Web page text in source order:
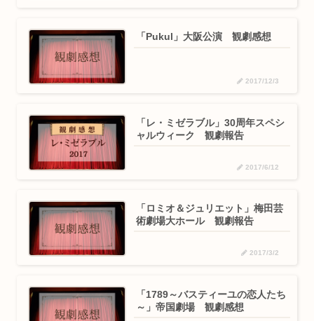
「Pukul」大阪公演 観劇感想
2017/12/3
「レ・ミゼラブル」30周年スペシ
ャルウィーク 観劇報告
2017/6/12
「ロミオ＆ジュリエット」梅田芸
術劇場大ホール 観劇報告
2017/3/2
「1789～バスティーユの恋人たち
～」帝国劇場 観劇感想